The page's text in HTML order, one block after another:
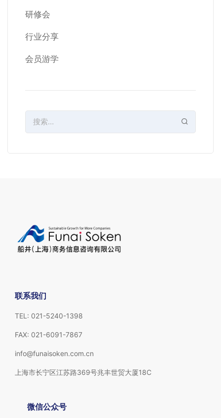
研修会
行业分享
会员游学
联系我们
TEL: 021-5240-1398
FAX: 021-6091-7867
info@funaisoken.com.cn
上海市长宁区江苏路369号兆丰世贸大厦18C
微信公众号